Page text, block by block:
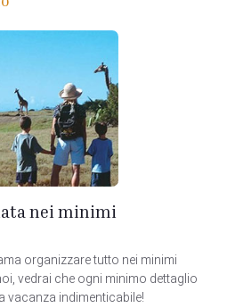
nei minimi
organizzare tutto nei minimi
vedrai che ogni minimo dettaglio
vacanza indimenticabile!